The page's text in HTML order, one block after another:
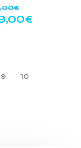
€Il
prezzo
€
9 10